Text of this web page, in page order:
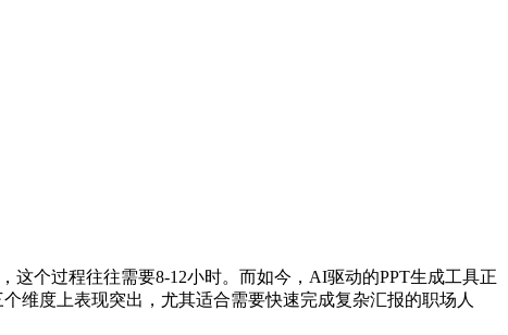
这个过程往往需要8-12小时。而如今，AI驱动的PPT生成工具正
维度上表现突出，尤其适合需要快速完成复杂汇报的职场人